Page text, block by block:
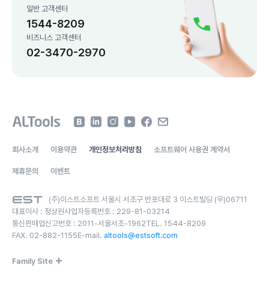
일반 고객센터
1544-8209
비즈니스 고객센터
02-3470-2970
회사소개 이용약관 개인정보처리방침 소프트웨어 사용권 계약서
제휴문의 이벤트
(주)이스트소프트 서울시 서초구 반포대로 3 이스트빌딩 (우)06711
대표이사 : 정상원사업자등록번호 : 229-81-03214
통신판매업신고번호 : 2011-서울서초-1962TEL. 1544-8209
FAX. 02-882-1155E-mail. altools@estsoft.com
Family Site